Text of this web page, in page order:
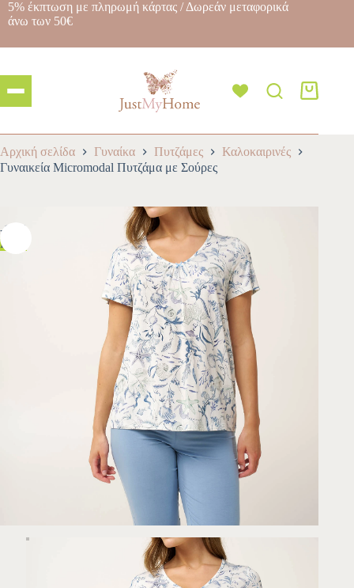
5% έκπτωση με πληρωμή κάρτας / Δωρεάν μεταφορικά
άνω των 50€
Αρχική σελίδα Γυναίκα Πυτζάμες
Καλοκαιρινές
Γυναικεία Micromodal Πυτζάμα με Σούρες
-10%
HOT